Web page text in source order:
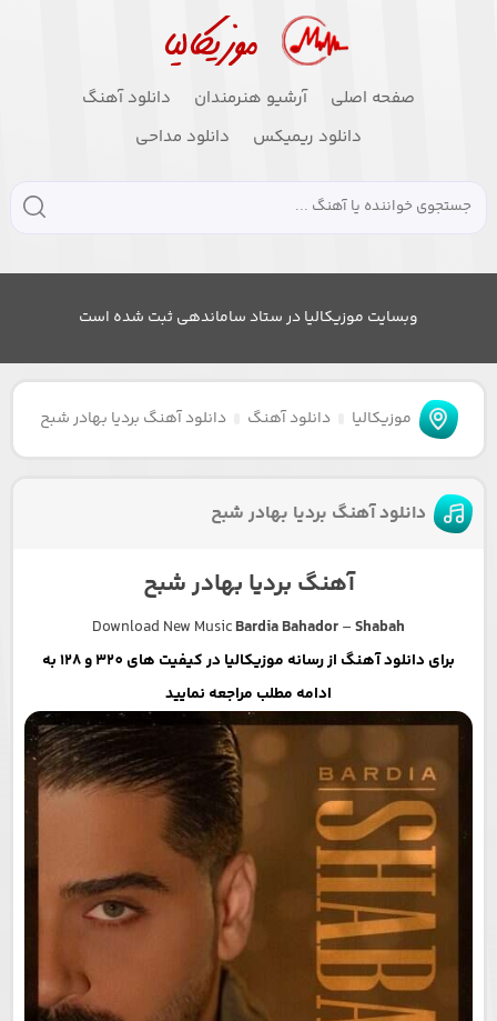
صفحه اصلی آرشیو هنرمندان
دانلود آهنگ
دانلود ریمیکس
دانلود مداحی
وبسایت موزیکالیا در ستاد ساماندهی ثبت شده است
موزیکالیا دانلود آهنگ دانلود آهنگ بردیا بهادر شبح
دانلود آهنگ بردیا بهادر شبح
آهنگ بردیا بهادر شبح
Download New MusicBardia Bahador–Shabah
برای دانلود آهنگ از رسانه موزیکالیا در کیفیت های 320 و 128 به
ادامه مطلب مراجعه نمایید